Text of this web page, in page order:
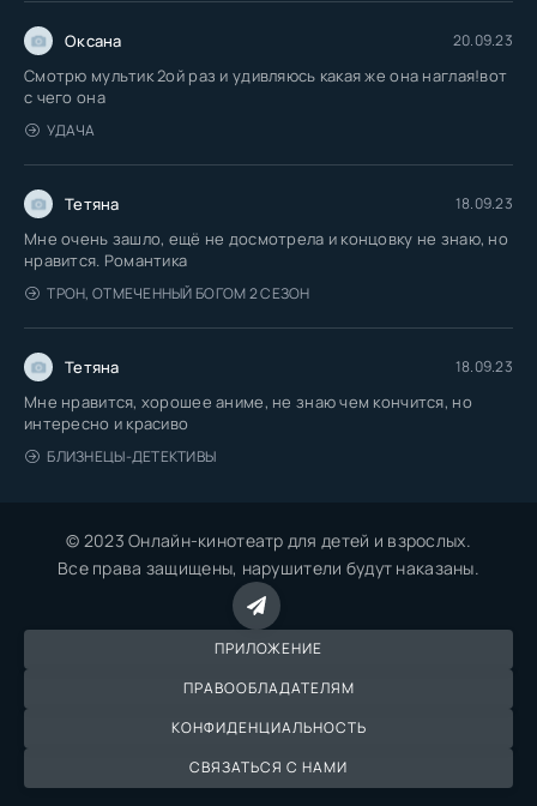
Оксана 20.09.23
Смотрю мультик 2ой раз и удивляюсь какая же она наглая!вот
с чего она
УДАЧА
Тетяна 18.09.23
Мне очень зашло, ещё не досмотрела и концовку не знаю, но
нравится. Романтика
ТРОН, ОТМЕЧЕННЫЙ БОГОМ 2 СЕЗОН
Тетяна 18.09.23
Мне нравится, хорошее аниме, не знаю чем кончится, но
интересно и красиво
БЛИЗНЕЦЫ-ДЕТЕКТИВЫ
© 2023 Онлайн-кинотеатр для детей и взрослых.
Все права защищены, нарушители будут наказаны.
ПРИЛОЖЕНИЕ
ПРАВООБЛАДАТЕЛЯМ
КОНФИДЕНЦИАЛЬНОСТЬ
СВЯЗАТЬСЯ С НАМИ